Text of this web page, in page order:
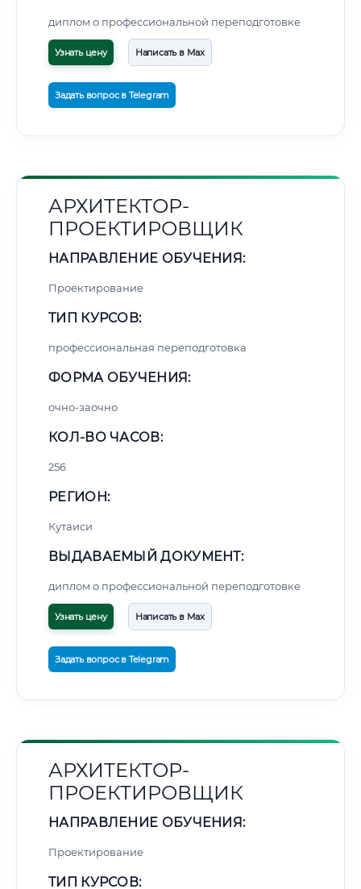
диплом о профессиональной переподготовке
Узнать цену Написать в Max
Задать вопрос в Telegram
АРХИТЕКТОР-
ПРОЕКТИРОВЩИК
НАПРАВЛЕНИЕ ОБУЧЕНИЯ:
Проектирование
ТИП КУРСОВ:
профессиональная переподготовка
ФОРМА ОБУЧЕНИЯ:
очно-заочно
КОЛ-ВО ЧАСОВ:
256
РЕГИОН:
Кутаиси
ВЫДАВАЕМЫЙ ДОКУМЕНТ:
диплом о профессиональной переподготовке
Узнать цену Написать в Max
Задать вопрос в Telegram
АРХИТЕКТОР-
ПРОЕКТИРОВЩИК
НАПРАВЛЕНИЕ ОБУЧЕНИЯ:
Проектирование
ТИП КУРСОВ: